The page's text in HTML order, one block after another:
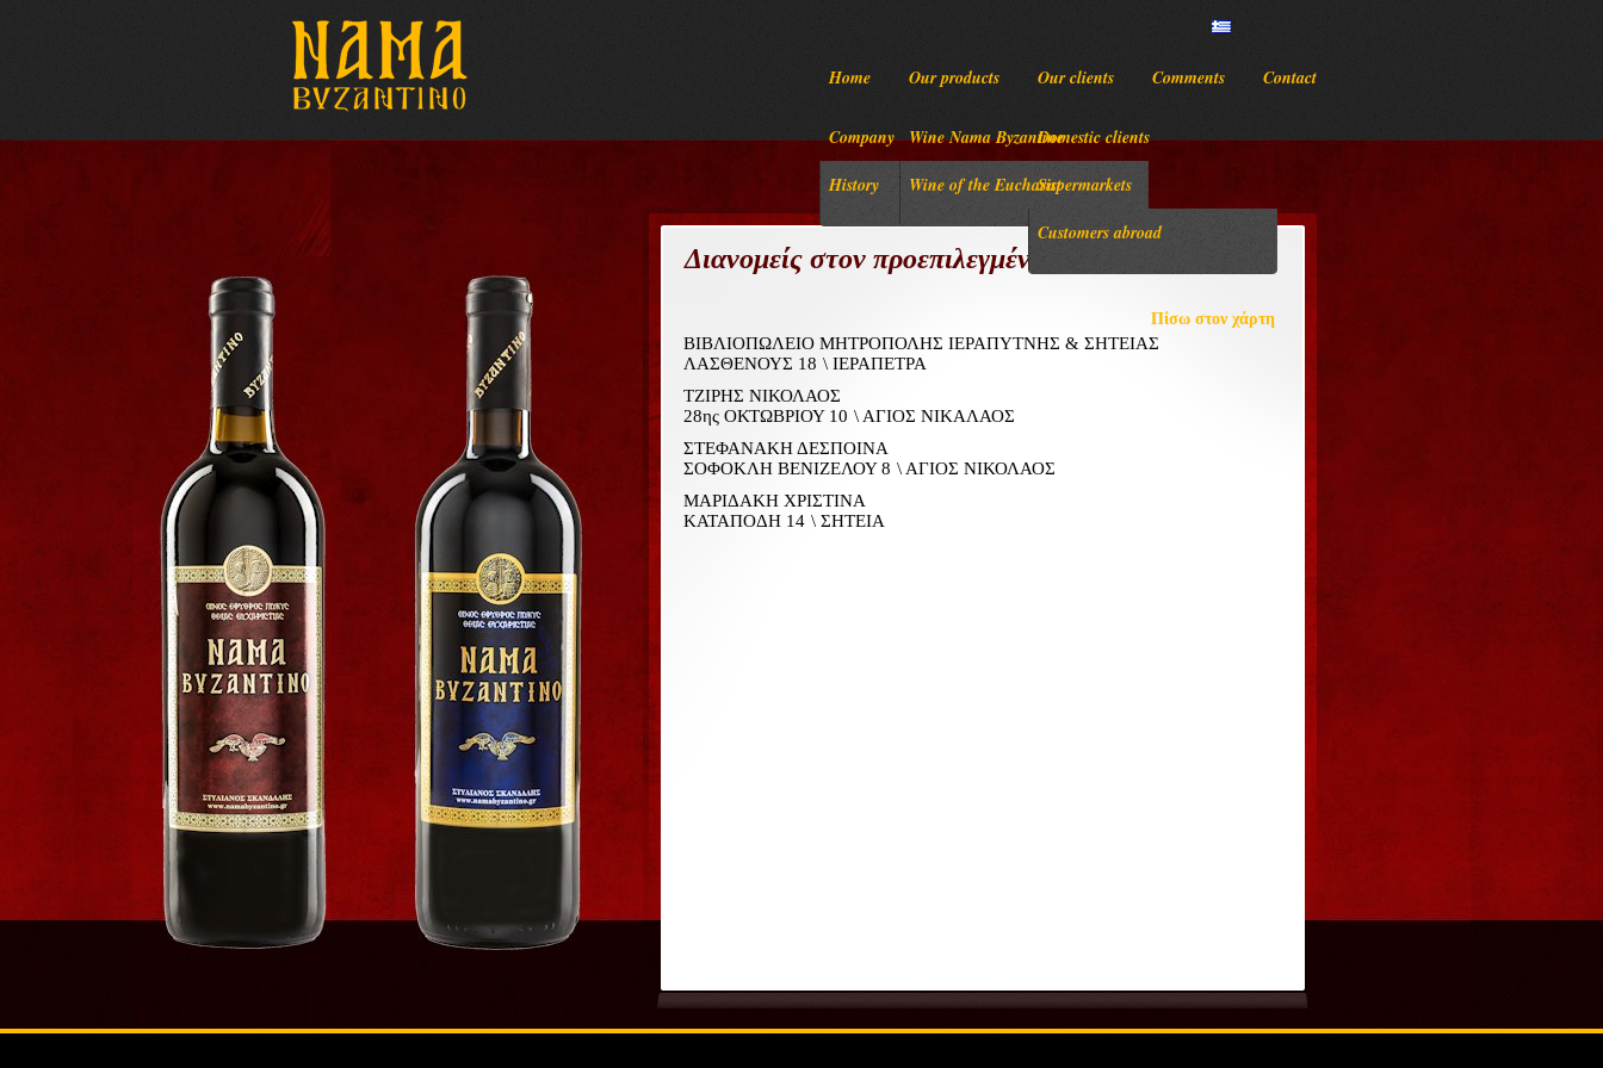
Home
Company
History
Our products
Wine Nama Byzantine
Wine of the Eucharist
Our clients
Domestic clients
Supermarkets
Customers abroad
Comments Contact
Διανομείς στον προεπιλεγμένο νομό
Πίσω στον χάρτη
ΒΙΒΛΙΟΠΩΛΕΙΟ ΜΗΤΡΟΠΟΛΗΣ ΙΕΡΑΠΥΤΝΗΣ & ΣΗΤΕΙΑΣ
ΛΑΣΘΕΝΟΥΣ 18 \ ΙΕΡΑΠΕΤΡΑ
ΤΖΙΡΗΣ ΝΙΚΟΛΑΟΣ
28ης ΟΚΤΩΒΡΙΟΥ 10 \ ΑΓΙΟΣ ΝΙΚΑΛΑΟΣ
ΣΤΕΦΑΝΑΚΗ ΔΕΣΠΟΙΝΑ
ΣΟΦΟΚΛΗ ΒΕΝΙΖΕΛΟΥ 8 \ ΑΓΙΟΣ ΝΙΚΟΛΑΟΣ
ΜΑΡΙΔΑΚΗ ΧΡΙΣΤΙΝΑ
ΚΑΤΑΠΟΔΗ 14 \ ΣΗΤΕΙΑ